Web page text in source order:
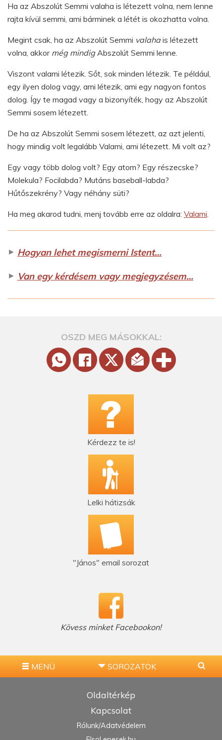
Ha az Abszolút Semmi valaha is létezett volna, nem lenne
rajta kívül semmi, ami bárminek a létét is okozhatta volna.
Megint csak, ha az Abszolút Semmi valahais létezett
volna, akkor még mindigAbszolút Semmi lenne.
Viszont valami létezik. Sőt, sok minden létezik. Te például,
egy ilyen dolog vagy, ami létezik, ami egy nagyon fontos
dolog. Így te magad vagy a bizonyíték, hogy az Abszolút
Semmi sosem létezett.
De ha az Abszolút Semmi sosem létezett, az azt jelenti,
hogy mindig volt legalább Valami, ami létezett. Mi volt az?
Egy vagy több dolog volt? Egy atom? Egy részecske?
Molekula? Focilabda? Mutáns baseball-labda?
Hűtőszekrény? Vagy néhány süti?
Ha meg akarod tudni, menj tovább erre az oldalra: Valami
► Hogyan lehet megismerni Istent…
► Van egy kérdésem vagy megjegyzésem…
OSZD MEG MÁSOKKAL:
Kérdezz te is!
Lelki hátizsák
"János" email sorozat
Kövess minket Facebookon!
MENÜ SOROZATOK
Oldaltérkép
Kapcsolat
Rólunk/Adatvédelem